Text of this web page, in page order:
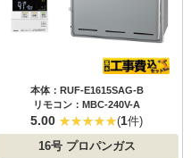
本体：RUF-E1615SAG-B
リモコン：MBC-240V-A
5.00 (1件)
16号プロパンガス